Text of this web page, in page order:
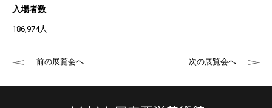
入場者数
186,974人
前の展覧会へ 次の展覧会へ